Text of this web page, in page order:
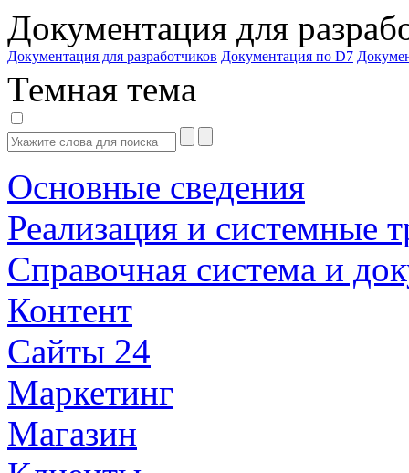
Документация для
Документация для разработчиков Документация по D7
Темная тема
Основные сведения
Реализация и системные
Справочная система и
Контент
Сайты 24
Маркетинг
Магазин